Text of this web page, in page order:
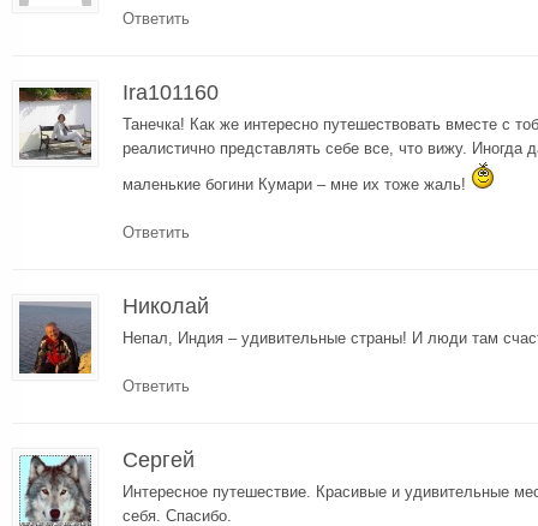
Ответить
Ira101160
Танечка! Как же интересно путешествовать вместе с
реалистично представлять себе все, что вижу.
маленькие богини Кумари – мне их тоже жаль!
Ответить
Николай
Непал, Индия – удивительные страны! И люди там
Ответить
Сергей
Интересное путешествие. Красивые и удивительные
себя. Спасибо.